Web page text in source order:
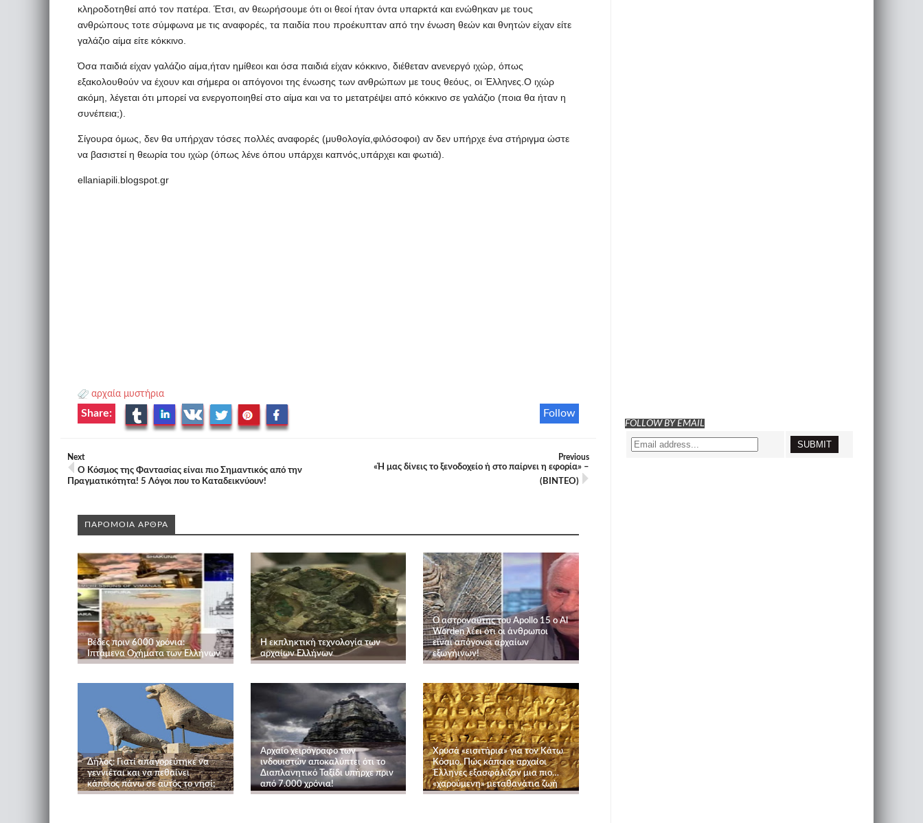
κληροδοτηθεί από τον πατέρα. Έτσι, αν θεωρήσουμε ότι οι θεοί ήταν όντα υπαρκτά και ενώθηκαν με τους
ανθρώπους τοτε σύμφωνα με τις αναφορές, τα παιδία που προέκυπταν από την ένωση θεών και θνητών είχαν είτε
γαλάζιο αίμα είτε κόκκινο.
Όσα παιδιά είχαν γαλάζιο αίμα,ήταν ημίθεοι και όσα παιδιά είχαν κόκκινο, διέθεταν ανενεργό ιχώρ, όπως
εξακολουθούν να έχουν και σήμερα οι απόγονοι της ένωσης των ανθρώπων με τους θεόυς, οι Έλληνες.Ο ιχώρ
ακόμη, λέγεται ότι μπορεί να ενεργοποιηθεί στο αίμα και να το μετατρέψει από κόκκινο σε γαλάζιο (ποια θα ήταν η
συνέπεια;).
Σίγουρα όμως, δεν θα υπήρχαν τόσες πολλές αναφορές (μυθολογία,φιλόσοφοι) αν δεν υπήρχε ένα στήριγμα ώστε
να βασιστεί η θεωρία του ιχώρ (όπως λένε όπου υπάρχει καπνός,υπάρχει και φωτιά).
ellaniapili.blogspot.gr
αρχαία μυστήρια
Follow
Share:
Next
Ο Κόσμος της Φαντασίας είναι πιο Σημαντικός από την
Πραγματικότητα! 5 Λόγοι που το Καταδεικνύουν!
Previous
«Ή μας δίνεις το ξενοδοχείο ή στο παίρνει η εφορία» –
(ΒΙΝΤΕΟ)
ΠΑΡΟΜΟΙΑ ΑΡΘΡΑ
Βέδες πριν 6000 χρόνια:
Ιπτάμενα Οχήματα των Ελλήνων
Η εκπληκτική τεχνολογία των
αρχαίων Ελλήνων
Ο αστροναύτης του Apollo 15 ο Al
Worden λέει ότι οι άνθρωποι
είναι απόγονοι αρχαίων
εξωγήινων!
Δήλος: Γιατί απαγορεύτηκε να
γεννιέται και να πεθαίνει
κάποιος πάνω σε αυτός το νησί;
Αρχαίο χειρόγραφο των
ινδουιστών αποκαλύπτει ότι το
Διαπλανητικό Ταξίδι υπήρχε πριν
από 7.000 χρόνια!
Χρυσά «εισιτήρια» για τον Κάτω
Κόσμο. Πώς κάποιοι αρχαίοι
Έλληνες εξασφάλιζαν μια πιο…
«χαρούμενη» μεταθανάτια ζωή
FOLLOW BY EMAIL